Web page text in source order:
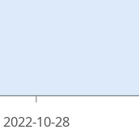
2022-10-28